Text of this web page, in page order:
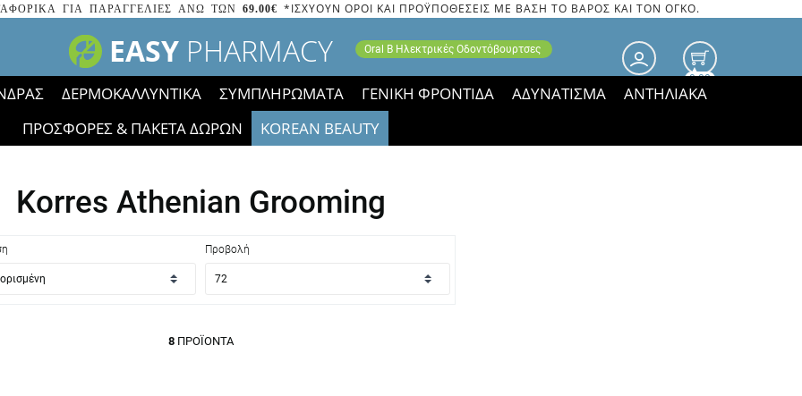
ΓΙΑ ΠΑΡΑΓΓΕΛΙΕΣ ΑΝΩ ΤΩΝ 69.00€ *ΙΣΧΥΟΥΝ ΟΡΟΙ ΚΑΙ ΠΡΟΫΠΟΘΕΣΕΙΣ ΜΕ ΒΑΣΗ ΤΟ ΒΑΡΟΣ ΚΑΙ ΤΟΝ ΟΓΚΟ.
EASY PHARMACY Oral B Ηλεκτρικές Οδοντόβουρτσες
0.00
ΔΕΡΜΟΚΑΛΛΥΝΤΙΚΑ ΣΥΜΠΛΗΡΩΜΑΤΑ ΓΕΝΙΚΗ ΦΡΟΝΤΙΔΑ ΑΔΥΝΑΤΙΣΜΑ
ΑΝΤΗΛΙΑΚΑ
ΠΡΟΣΦΟΡΕΣ & ΠΑΚΕΤΑ ΔΩΡΩΝ
KOREAN BEAUTY
τα εικονίδια των εκπτώσεων έφυγαν, οι χαμηλές μας τιμές ΠΑΡΑΜΕΝΟΥΝ!
Korres Athenian Grooming
Προβολή
8ΠΡΟΪΌΝΤΑ